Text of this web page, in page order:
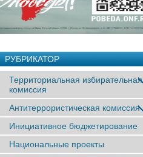
РУБРИКАТОР
Территориальная избирательная
комиссия
Антитеррористическая комиссия
Инициативное бюджетирование
Национальные проекты